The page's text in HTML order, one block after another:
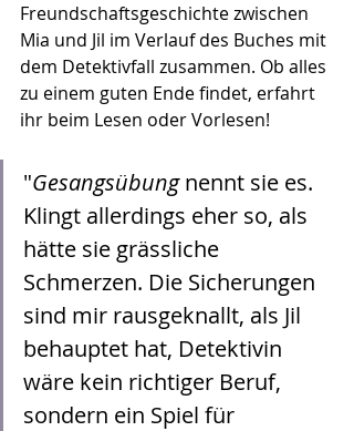
Freundschaftsgeschichte zwischen
Mia und Jil im Verlauf des Buches mit
dem Detektivfall zusammen. Ob alles
zu einem guten Ende findet, erfahrt
ihr beim Lesen oder Vorlesen!
"Gesangsübung nennt sie es.
Klingt allerdings eher so, als
hätte sie grässliche
Schmerzen. Die Sicherungen
sind mir rausgeknallt, als Jil
behauptet hat, Detektivin
wäre kein richtiger Beruf,
sondern ein Spiel für